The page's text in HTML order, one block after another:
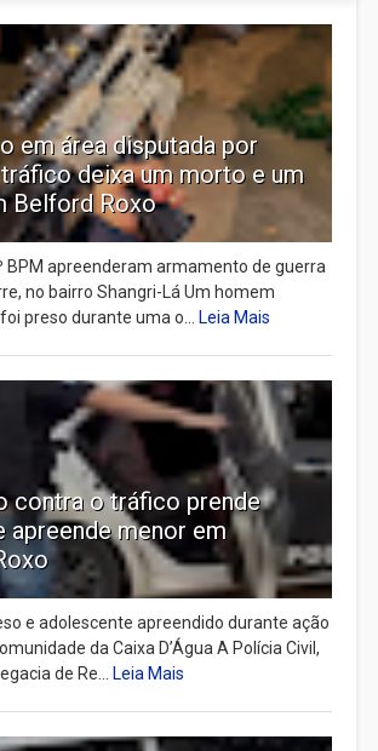
em área disputada por
deixa um morto e um
Belford Roxo
BPM apreenderam armamento de guerra
no bairro Shangri-Lá Um homem
preso durante uma o...
Leia Mais
contra o tráfico prende
apreende menor em
e adolescente apreendido durante ação
da Caixa D’Água A Polícia Civil,
de Re...
Leia Mais